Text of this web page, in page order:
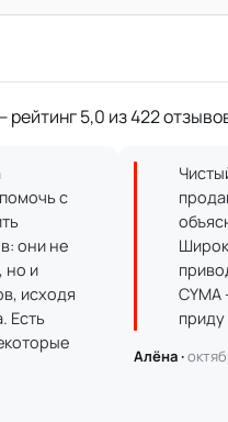
рейтинг 5,0 из 422
с
они не
но и
исходя
Есть
Алёна ·